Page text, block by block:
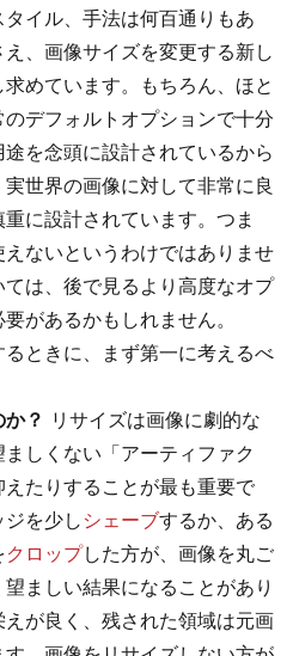
イル、手法は何百通りもあ
、画像サイズを変更する新し
めています。もちろん、ほと
デフォルトオプションで十分
を念頭に設計されているから
世界の画像に対して非常に良
に設計されています。つま
ないというわけではありませ
は、後で見るより高度なオプ
があるかもしれません。
ときに、まず第一に考えるべ
？ リサイズは画像に劇的な
しくない「アーティファク
えたりすることが最も重要で
を少し シェーブするか、ある
クロップした方が、画像を丸ご
ましい結果になることがあり
が良く、残された領域は元画